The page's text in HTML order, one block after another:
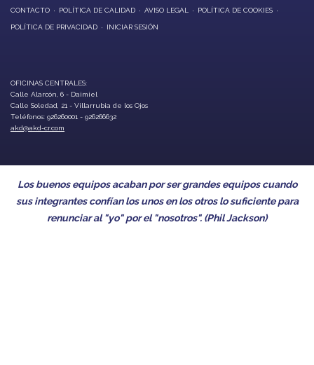
CONTACTO POLÍTICA DE CALIDAD AVISO LEGAL POLÍTICA DE COOKIES
POLÍTICA DE PRIVACIDAD INICIAR SESIÓN
OFICINAS CENTRALES:
Calle Alarcón, 6 - Daimiel
Calle Soledad, 21 - Villarrubia de los Ojos
Teléfonos: 926260001 - 926266632
akd@akd-cr.com
El éxito de una empresa es simplemente el reflejo de la
grado de motivación y compromiso de las personas que la
forman. (Camilo Cruz)